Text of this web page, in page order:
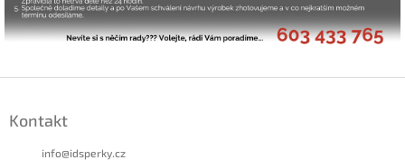
Kontakt
info@idsperky.cz